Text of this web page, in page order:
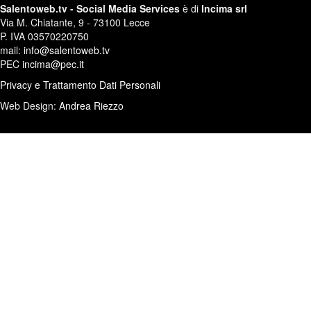
Salentoweb.tv - Social Media Services è di Incima srl
Via M. Chiatante, 9 - 73100 Lecce
P. IVA 03570220750
mail: info@salentoweb.tv
PEC incima@pec.it
Privacy e Trattamento Dati Personali
Web Design: Andrea Riezzo